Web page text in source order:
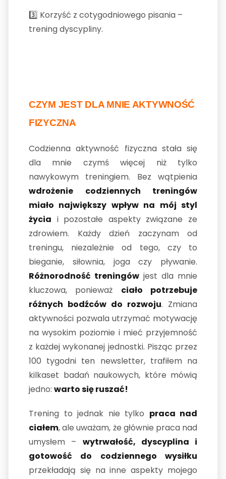
3️⃣ Korzyść z cotygodniowego pisania –
trening dyscypliny.
CZYM JEST DLA MNIE AKTYWNOŚĆ
FIZYCZNA
Codzienna aktywność fizyczna stała się
dla mnie czymś więcej niż tylko
nawykowym treningiem. Bez wątpienia
wdrożenie codziennych treningów
miało największy wpływ na mój styl
życia i pozostałe aspekty związane ze
zdrowiem. Każdy dzień zaczynam od
treningu, niezależnie od tego, czy to
bieganie, siłownia, joga czy pływanie.
Różnorodność treningów jest dla mnie
kluczowa, ponieważ ciało potrzebuje
różnych bodźców do rozwoju. Zmiana
aktywności pozwala utrzymać motywację
na wysokim poziomie i mieć przyjemność
z każdej wykonanej jednostki. Pisząc przez
100 tygodni ten newsletter, trafiłem na
kilkaset badań naukowych, które mówią
jedno: warto się ruszać!
Trening to jednak nie tylko praca nad
ciałem, ale uważam, że głównie praca nad
umysłem – wytrwałość, dyscyplina i
gotowość do codziennego wysiłku
przekładają się na inne aspekty mojego